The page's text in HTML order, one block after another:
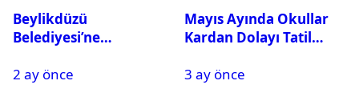
Beylikdüzü
Belediyesi’ne
Gözaltına Alındı
2 ay önce
Mayıs Ayında Okullar
Kardan Dolayı Tatil
3 ay önce